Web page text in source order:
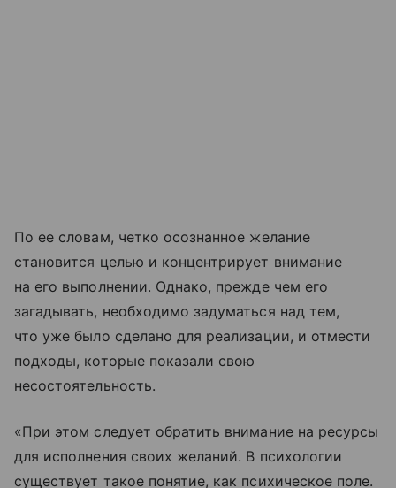
По ее словам, четко осознанное желание
становится целью и концентрирует внимание
на его выполнении. Однако, прежде чем его
загадывать, необходимо задуматься над тем,
что уже было сделано для реализации, и отмести
подходы, которые показали свою
несостоятельность.
«При этом следует обратить внимание на ресурсы
для исполнения своих желаний. В психологии
существует такое понятие, как психическое поле.